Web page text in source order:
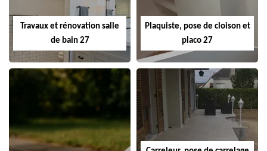
Travaux et rénovation salle
de bain 27
Plaquiste, pose de cloison et
placo 27